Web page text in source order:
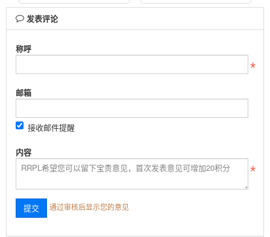
发表评论
称呼
邮箱
接收邮件提醒
内容
通过审核后显示您的意见